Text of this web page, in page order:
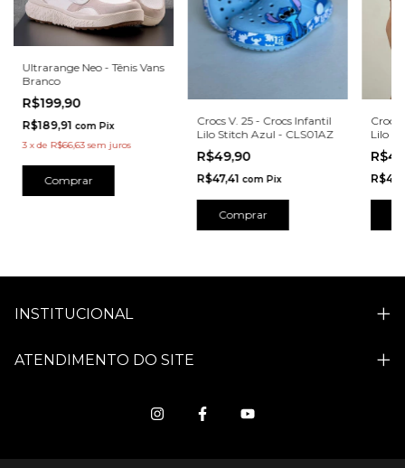
Ultrarange Neo - Tênis Vans
Branco
R$199,90
R$189,91 com Pix
3 xde R$66,63 sem juros
Comprar
Crocs V. 25 - Crocs Infantil
Lilo Stitch Azul - CLS01AZ
R$49,90
R$47,41 com Pix
Comprar
Crocs
Lilo
INSTITUCIONAL
ATENDIMENTO DO SITE